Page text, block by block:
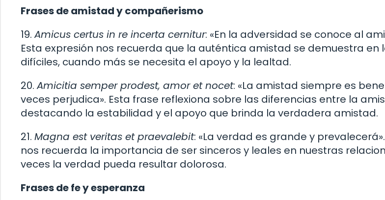
Frases de amistad y compañerismo
19.Amicus certus in re incerta cernitur: «En la adversidad se conoce al
Esta expresión nos recuerda que la auténtica amistad se demuestra en
difíciles, cuando más se necesita el apoyo y la lealtad.
20.Amicitia semper prodest, amor et nocet: «La amistad siempre es
veces perjudica». Esta frase reflexiona sobre las diferencias entre la
destacando la estabilidad y el apoyo que brinda la verdadera amistad.
21. Magna est veritas et praevalebit: «La verdad es grande y
nos recuerda la importancia de ser sinceros y leales en nuestras
veces la verdad pueda resultar dolorosa.
Frases de fe y esperanza